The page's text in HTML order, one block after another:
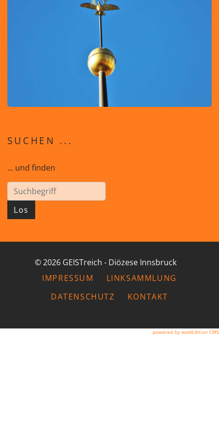
SUCHEN ...
... und finden
Los
© 2026 GEISTreich - Diözese Innsbruck
IMPRESSUM
LINKSAMMLUNG
DATENSCHUTZ
KONTAKT
powered by webEdition CMS